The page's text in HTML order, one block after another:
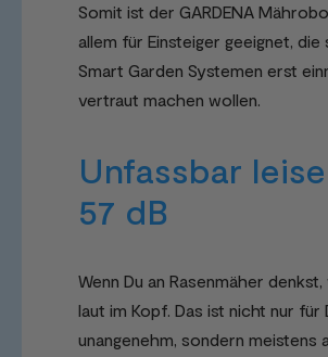
Somit ist der GARDENA
allem für Einsteiger geeignet, die
Smart Garden Systemen erst
vertraut machen wollen.
Unfassbar
57 dB
Wenn Du an Rasenmäher
laut im Kopf. Das ist nicht nur für
unangenehm, sondern meistens